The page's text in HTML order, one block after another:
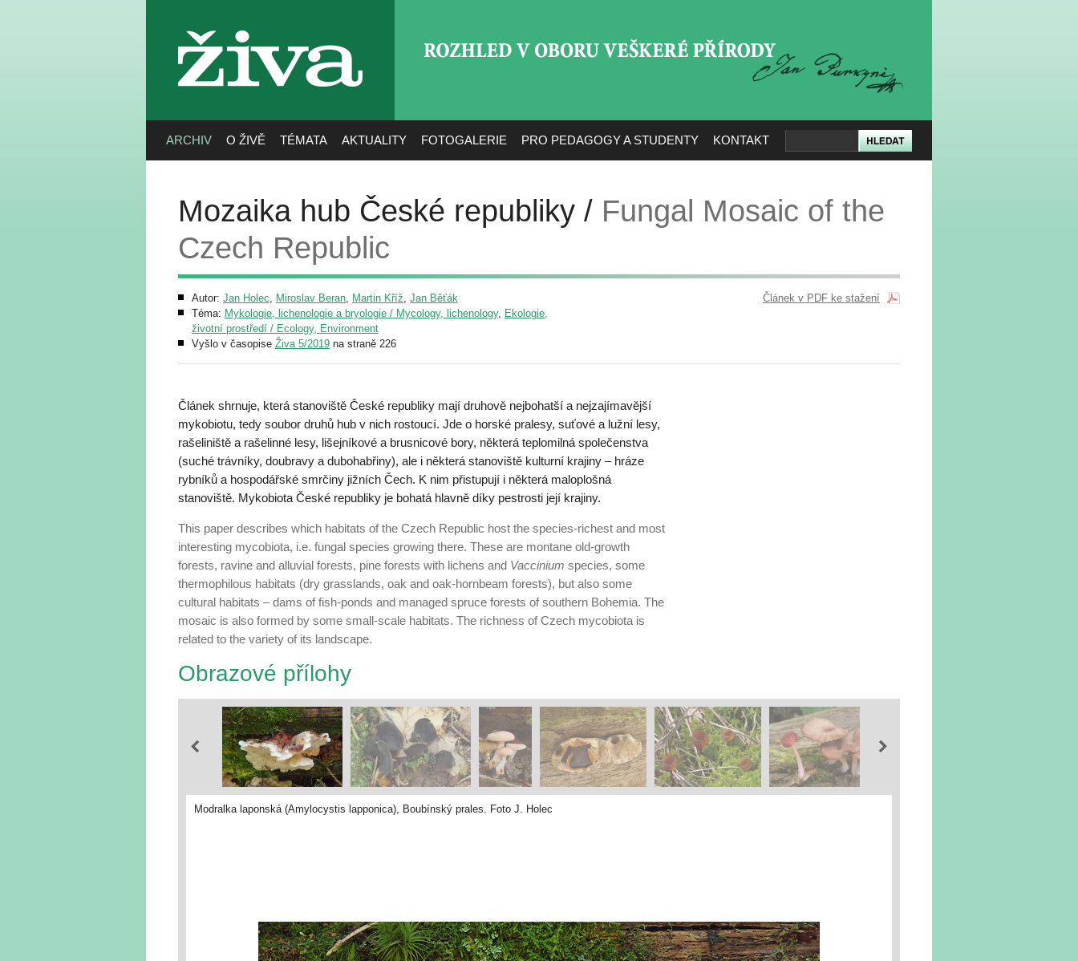
živa
ARCHIV O ŽIVĚ TÉMATA AKTUALITY FOTOGALERIE PRO PEDAGOGY A STUDENTY KONTAKT
Mozaika hub České republiky / Fungal Mosaic of the
Czech Republic
Autor: Jan Holec, Miroslav Beran, Martin Kříž, Jan Běťák
Téma: Mykologie, lichenologie a bryologie / Mycology, lichenology, Ekologie,
životní prostředí / Ecology, Environment
Vyšlo v časopise Živa 5/2019 na straně 226
Článek v PDF ke stažení
Článek shrnuje, která stanoviště České republiky mají druhově nejbohatší a nejzajímavější
mykobiotu, tedy soubor druhů hub v nich rostoucí. Jde o horské pralesy, suťové a lužní lesy,
rašeliniště a rašelinné lesy, lišejníkové a brusnicové bory, některá teplomilná společenstva
(suché trávníky, doubravy a dubohabřiny), ale i některá stanoviště kulturní krajiny – hráze
rybníků a hospodářské smrčiny jižních Čech. K nim přistupují i některá maloplošná
stanoviště. Mykobiota České republiky je bohatá hlavně díky pestrosti její krajiny.
This paper describes which habitats of the Czech Republic host the species-richest and most
interesting mycobiota, i.e. fungal species growing there. These are montane old-growth
forests, ravine and alluvial forests, pine forests with lichens and Vaccinium species, some
thermophilous habitats (dry grasslands, oak and oak-hornbeam forests), but also some
cultural habitats – dams of fish-ponds and managed spruce forests of southern Bohemia. The
mosaic is also formed by some small-scale habitats. The richness of Czech mycobiota is
related to the variety of its landscape.
Obrazové přílohy
Modralka laponská (Amylocystis lapponica), Boubínský prales. Foto J. Holec